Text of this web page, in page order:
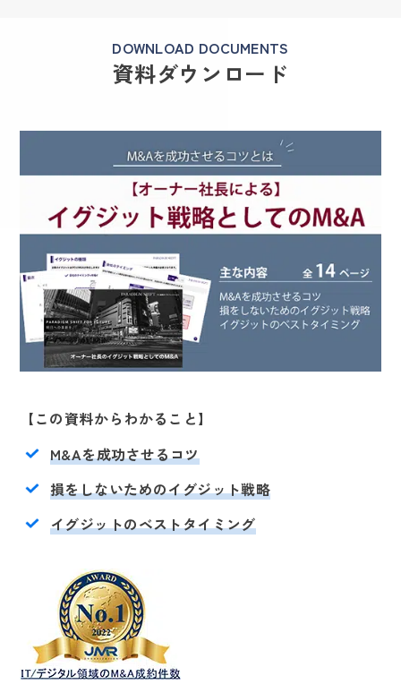
DOWNLOAD DOCUMENTS
資料ダウンロード
【この資料からわかること】
M&Aを成功させるコツ
損をしないためのイグジット戦略
イグジットのベストタイミング